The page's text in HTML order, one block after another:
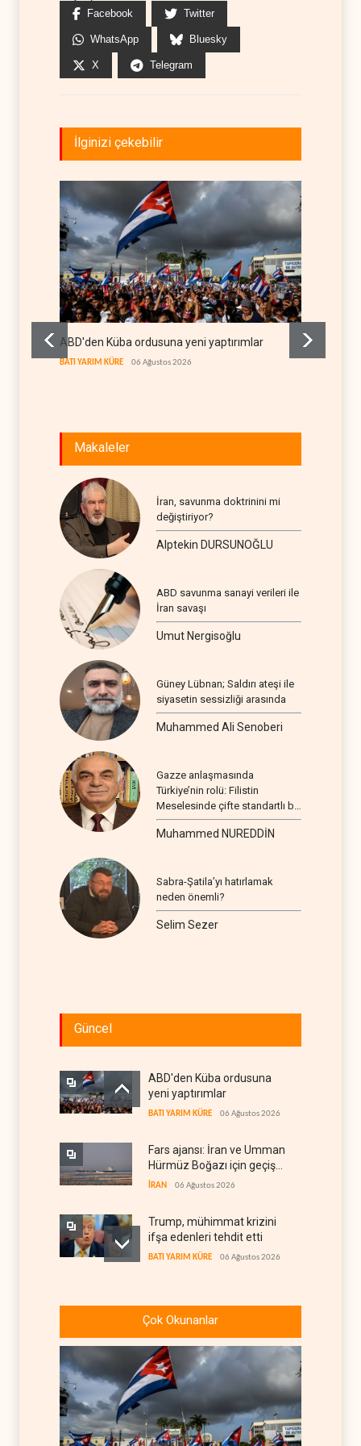
Facebook Twitter
WhatsApp Bluesky
X Telegram
İlginizi çekebilir
ABD'den Küba ordusuna yeni yaptırımlar
BATI YARIM KÜRE 06 Ağustos 2026
Makaleler
İran, savunma doktrinini mi
değiştiriyor?
Alptekin DURSUNOĞLU
ABD savunma sanayi verileri ile
İran savaşı
Umut Nergisoğlu
Güney Lübnan; Saldırı ateşi ile
siyasetin sessizliği arasında
Muhammed Ali Senoberi
Gazze anlaşmasında
Türkiye’nin rolü: Filistin
Meselesinde çifte standartlı bir
seyir
Muhammed NUREDDİN
Sabra-Şatila’yı hatırlamak
neden önemli?
Selim Sezer
Güncel
ABD'den Küba ordusuna
yeni yaptırımlar
BATI YARIM KÜRE 06 Ağustos 2026
Fars ajansı: İran ve Umman
Hürmüz Boğazı için geçiş
koridorlarında anlaştı
İRAN 06 Ağustos 2026
Trump, mühimmat krizini
ifşa edenleri tehdit etti
BATI YARIM KÜRE 06 Ağustos 2026
Şeria'da işgalci
yerleşimcilere cezasızlık
sağladı
İsrail, beyin göçünde rekora
koşuyor
İSRAİL
Kolombiya kartelleri
Çok Okunanlar